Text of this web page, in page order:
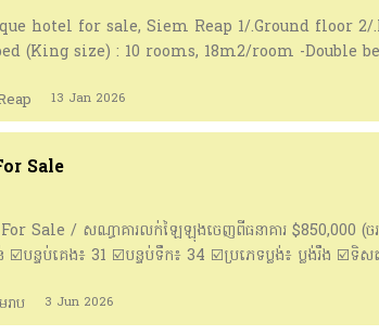
hotel for sale, Siem Reap 1/.Ground floor
(King size) : 10 rooms, 18m2/room -Double
$730,000 (Negotiable) For more info: 📲012
KimsengKONG_Official
13 Jan 2026
Sale
Sale / សណ្ធាគារលក់ឡៃឡុងចេញពីធនាគារ
☑️បន្ទប់គេង៖ 31 ☑️បន្ទប់ទឹក៖ 34 ☑️ប្រភេទប្លង់៖ ប្លង់រឹង ☑️ទិ
រាប 3 Jun 2026